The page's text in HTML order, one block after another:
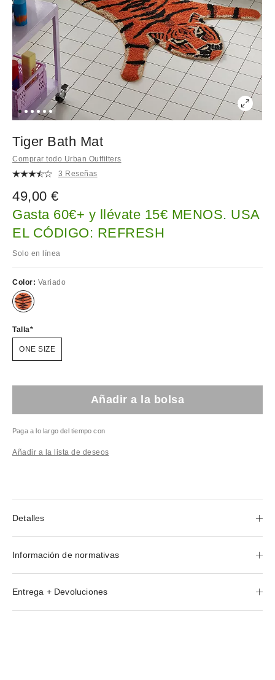
Tiger Bath Mat
Comprar todo Urban Outfitters
3 Reseñas
49,00 €
Gasta 60€+ y llévate 15€ MENOS. USA
EL CÓDIGO: REFRESH
Solo en línea
Color: Variado
Talla
ONE SIZE
Añadir a la bolsa
Paga a lo largo del tiempo con
Añadir a la lista de deseos
Detalles
Información de normativas
Entrega + Devoluciones